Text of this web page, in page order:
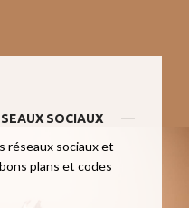
SOCIAUX
réseaux sociaux et
plans et codes